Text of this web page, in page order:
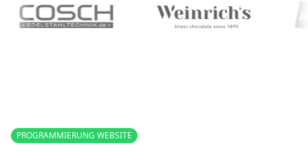
PROGRAMMIERUNG WEBSITE